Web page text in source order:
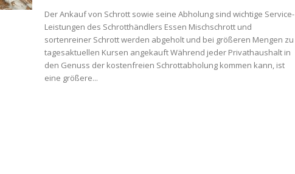
Der Ankauf von Schrott sowie seine Abholung sind wichtige Service-
Leistungen des Schrotthändlers Essen Mischschrott und
sortenreiner Schrott werden abgeholt und bei größeren Mengen zu
tagesaktuellen Kursen angekauft Während jeder Privathaushalt in
den Genuss der kostenfreien Schrottabholung kommen kann, ist
eine größere...